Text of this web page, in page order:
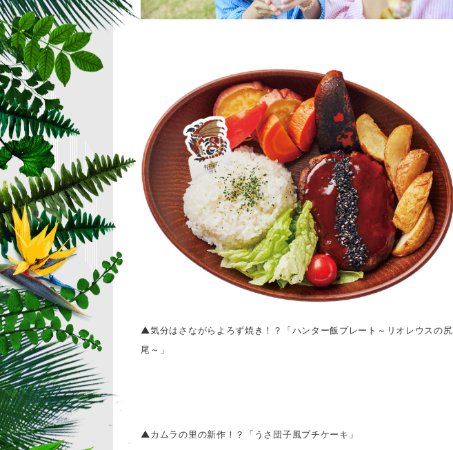
▲気分はさながらよろず焼き！？「ハンター飯プレート～リオレウスの尻
尾～」
▲カムラの里の新作！？「うさ団子風プチケーキ」